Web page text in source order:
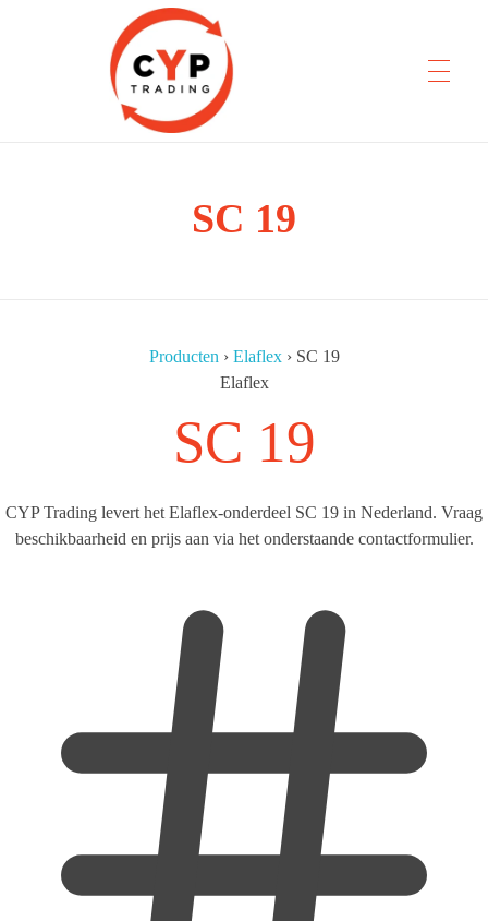
SC 19
Producten › Elaflex › SC 19
Elaflex
SC 19
CYP Trading levert het Elaflex-onderdeel SC 19 in Nederland. Vraag
beschikbaarheid en prijs aan via het onderstaande contactformulier.